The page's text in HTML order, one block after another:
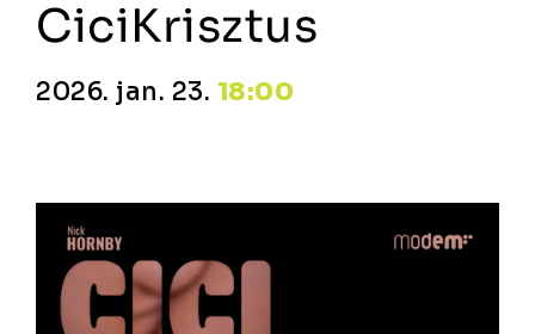
CiciKrisztus
2026. jan. 23. 18:00